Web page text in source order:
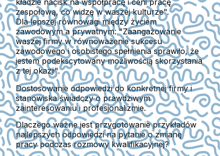
kładzie nacisk na współpracę i ceni pracę
zespołową, co widzę w waszej kulturze".
Dla lepszej równowagi między życiem
zawodowym a prywatnym: "Zaangażowanie
waszej firmy w równoważenie sukcesu
zawodowego i osobistego spełnienia sprawiło, że
jestem podekscytowany możliwością skorzystania
z tej okazji".
Dostosowanie odpowiedzi do konkretnej firmy i
stanowiska świadczy o prawdziwym
zainteresowaniu i profesjonalizmie.
Dlaczego ważne jest przygotowanie przykładów
najlepszych odpowiedzi na pytanie o zmianę
pracy podczas rozmowy kwalifikacyjnej?